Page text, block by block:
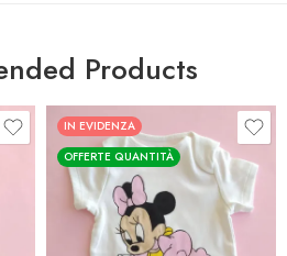
Products
IN EVIDENZA
OFFERTE QUANTITÀ